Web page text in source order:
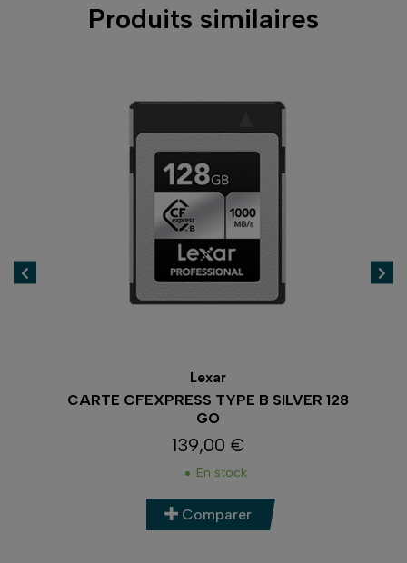
Produits similaires
Lexar
CARTE CFEXPRESS TYPE B SILVER 128
GO
Prix
139,00 €
En stock
Comparer